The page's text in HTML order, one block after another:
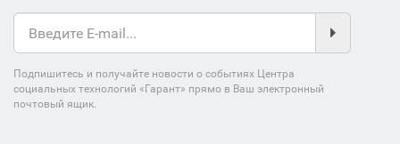
Подпишитесь и получайте новости о событиях Центра
социальных технологий «Гарант» прямо в Ваш электронный
почтовый ящик.